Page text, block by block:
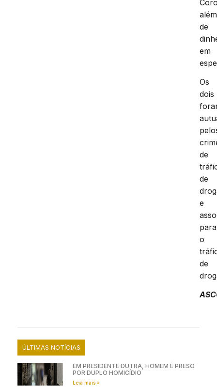
além
de
em
Os
dois
de
de
e
para
o
de
ÚLTIMAS NOTÍCIAS
EM PRESIDENTE DUTRA, HOMEM É PRESO
POR DUPLO HOMICÍDIO
Leia mais »